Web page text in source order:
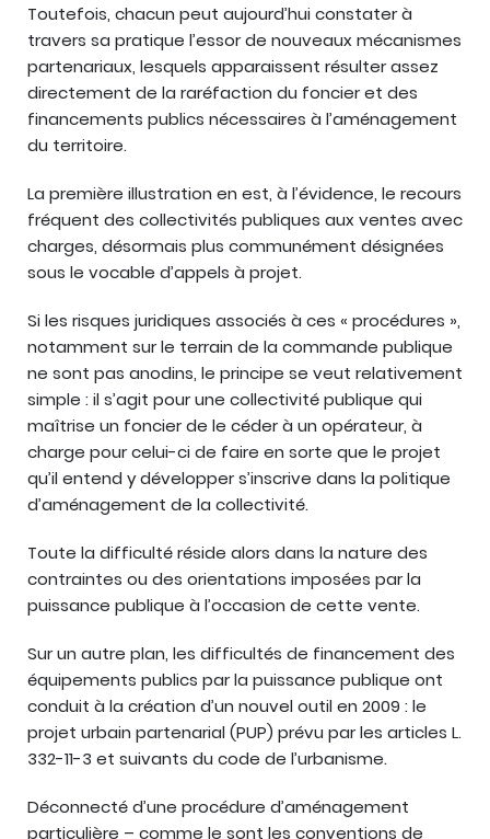
Toutefois, chacun peut aujourd’hui constater à
travers sa pratique l’essor de nouveaux mécanismes
partenariaux, lesquels apparaissent résulter assez
directement de la raréfaction du foncier et des
financements publics nécessaires à l’aménagement
du territoire.
La première illustration en est, à l’évidence, le recours
fréquent des collectivités publiques aux ventes avec
charges, désormais plus communément désignées
sous le vocable d’appels à projet.
Si les risques juridiques associés à ces « procédures »,
notamment sur le terrain de la commande publique
ne sont pas anodins, le principe se veut relativement
simple : il s’agit pour une collectivité publique qui
maîtrise un foncier de le céder à un opérateur, à
charge pour celui-ci de faire en sorte que le projet
qu’il entend y développer s’inscrive dans la politique
d’aménagement de la collectivité.
Toute la difficulté réside alors dans la nature des
contraintes ou des orientations imposées par la
puissance publique à l’occasion de cette vente.
Sur un autre plan, les difficultés de financement des
équipements publics par la puissance publique ont
conduit à la création d’un nouvel outil en 2009 : le
projet urbain partenarial (PUP) prévu par les articles L.
332-11-3 et suivants du code de l’urbanisme.
Déconnecté d’une procédure d’aménagement
particulière – comme le sont les conventions de